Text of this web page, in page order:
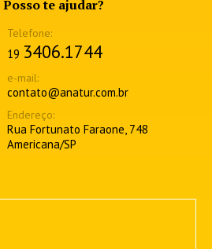
Posso te ajudar?
19 3406.1744
contato@anatur.com.br
Rua Fortunato Faraone, 748
Americana/SP